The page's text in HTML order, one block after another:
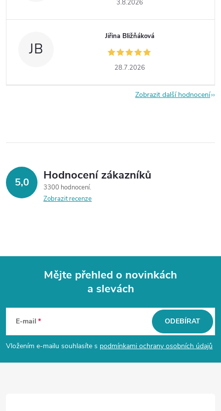
3.8.2026
JB
Jiřina Bližňáková
28.7.2026
Zobrazit další hodnocení
5,0 Hodnocení zákazníků
3300 hodnocení
Zobrazit recenze
p
Mějte přehled o novinkách
a slevách
E-mail
Vložením e-mailu souhlasíte s podmínkami ochrany osobních údajů
ODEBÍRAT